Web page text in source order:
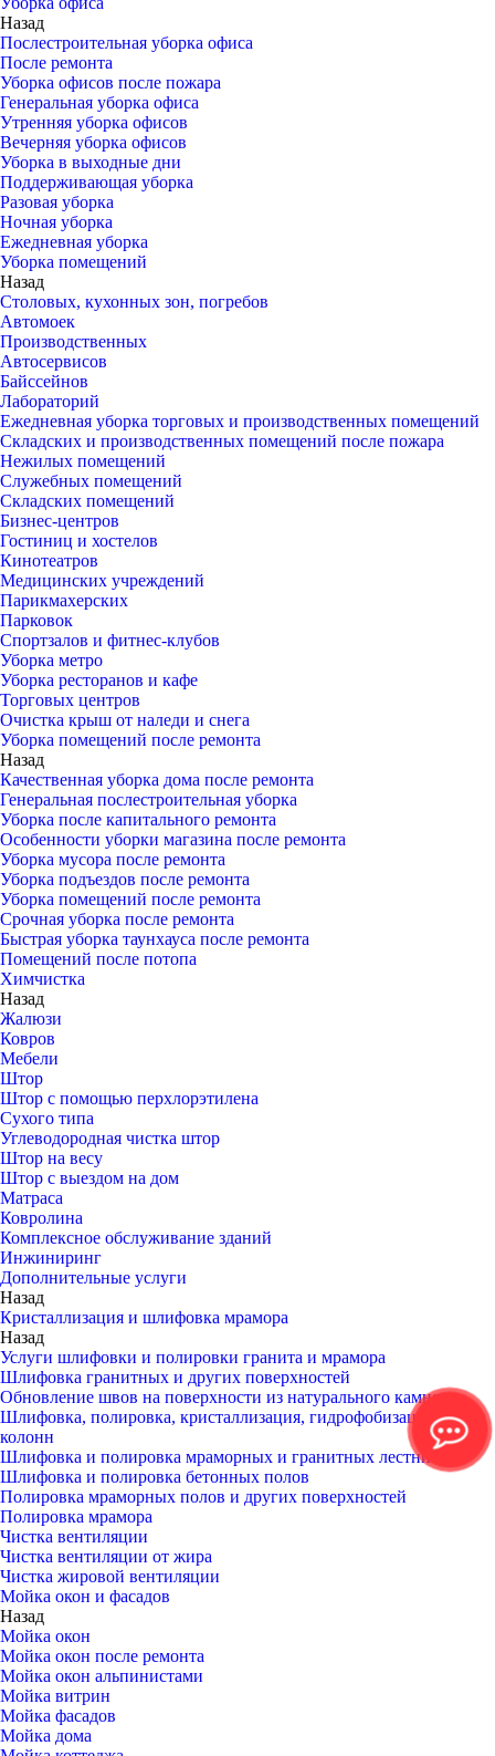
Назад
Послестроительная уборка офиса
После ремонта
Уборка офисов после пожара
Генеральная уборка офиса
Утренняя уборка офисов
Вечерняя уборка офисов
Уборка в выходные дни
Поддерживающая уборка
Разовая уборка
Ночная уборка
Ежедневная уборка
Уборка помещений
Назад
Столовых, кухонных зон, погребов
Автомоек
Производственных
Автосервисов
Байссейнов
Лабораторий
Ежедневная уборка торговых и производственных помещений
Складских и производственных помещений после пожара
Нежилых помещений
Служебных помещений
Складских помещений
Бизнес-центров
Гостиниц и хостелов
Кинотеатров
Медицинских учреждений
Парикмахерских
Парковок
Спортзалов и фитнес-клубов
Уборка метро
Уборка ресторанов и кафе
Торговых центров
Очистка крыш от наледи и снега
Уборка помещений после ремонта
Назад
Качественная уборка дома после ремонта
Генеральная послестроительная уборка
Уборка после капитального ремонта
Особенности уборки магазина после ремонта
Уборка мусора после ремонта
Уборка подъездов после ремонта
Уборка помещений после ремонта
Срочная уборка после ремонта
Быстрая уборка таунхауса после ремонта
Помещений после потопа
Химчистка
Назад
Жалюзи
Ковров
Мебели
Штор
Штор с помощью перхлорэтилена
Сухого типа
Углеводородная чистка штор
Штор на весу
Штор с выездом на дом
Матраса
Ковролина
Комплексное обслуживание зданий
Инжиниринг
Дополнительные услуги
Назад
Кристаллизация и шлифовка мрамора
Назад
Услуги шлифовки и полировки гранита и мрамора
Шлифовка гранитных и других поверхностей
Обновление швов на поверхности из натурального камня
Шлифовка, полировка, кристаллизация, гидрофобизация стен и
колонн
Шлифовка и полировка мраморных и гранитных лестниц
Шлифовка и полировка бетонных полов
Полировка мраморных полов и других поверхностей
Полировка мрамора
Чистка вентиляции
Чистка вентиляции от жира
Чистка жировой вентиляции
Мойка окон и фасадов
Назад
Мойка окон
Мойка окон после ремонта
Мойка окон альпинистами
Мойка витрин
Мойка фасадов
Мойка дома